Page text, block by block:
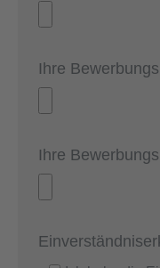
Ihre
Ihre